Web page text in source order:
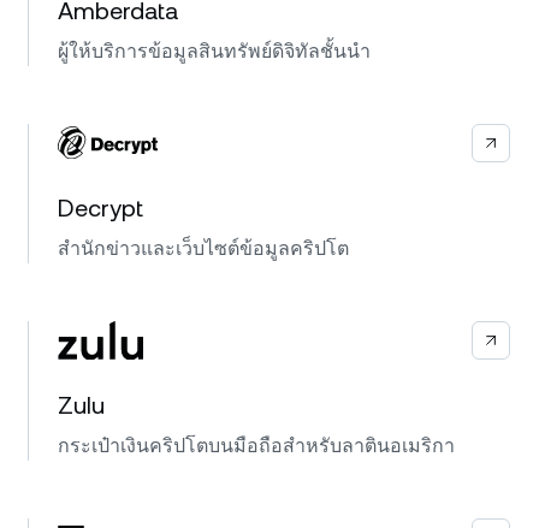
Amberdata
ผู้ให้บริการข้อมูลสินทรัพย์ดิจิทัลชั้นนำ
Decrypt
สำนักข่าวและเว็บไซต์ข้อมูลคริปโต
Zulu
กระเป๋าเงินคริปโตบนมือถือสำหรับลาตินอเมริกา